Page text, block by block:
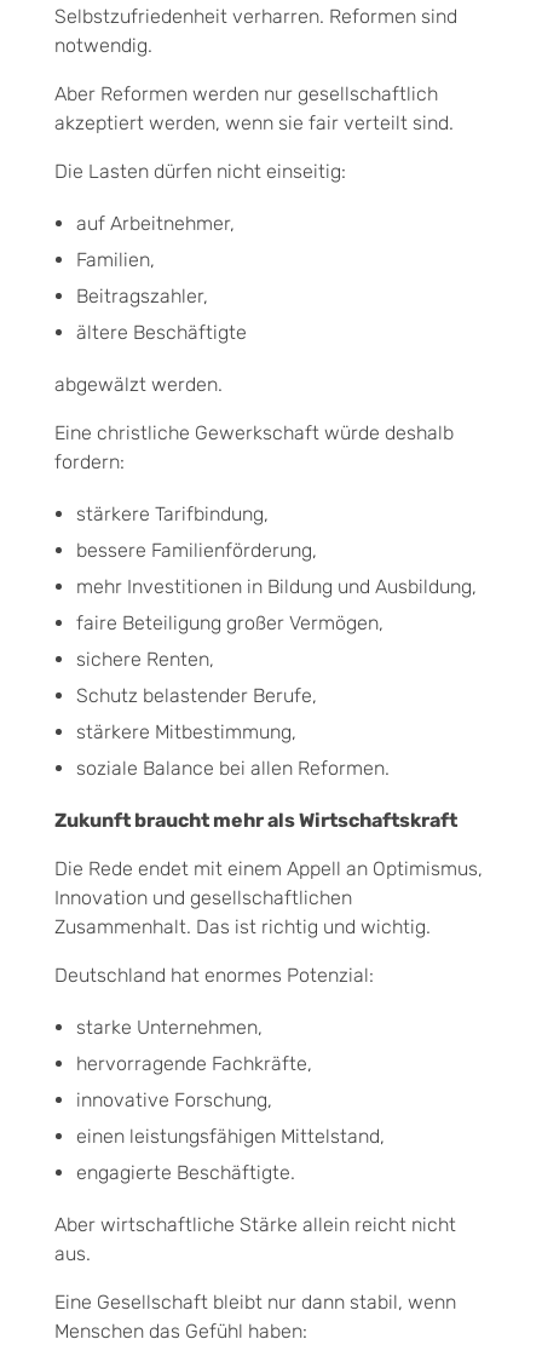
Selbstzufriedenheit verharren. Reformen sind
notwendig.
Aber Reformen werden nur gesellschaftlich
akzeptiert werden, wenn sie fair verteilt sind.
Die Lasten dürfen nicht einseitig:
auf Arbeitnehmer,
Familien,
Beitragszahler,
ältere Beschäftigte
abgewälzt werden.
Eine christliche Gewerkschaft würde deshalb
fordern:
stärkere Tarifbindung,
bessere Familienförderung,
mehr Investitionen in Bildung und Ausbildung,
faire Beteiligung großer Vermögen,
sichere Renten,
Schutz belastender Berufe,
stärkere Mitbestimmung,
soziale Balance bei allen Reformen.
Zukunft braucht mehr als Wirtschaftskraft
Die Rede endet mit einem Appell an Optimismus,
Innovation und gesellschaftlichen
Zusammenhalt. Das ist richtig und wichtig.
Deutschland hat enormes Potenzial:
starke Unternehmen,
hervorragende Fachkräfte,
innovative Forschung,
einen leistungsfähigen Mittelstand,
engagierte Beschäftigte.
Aber wirtschaftliche Stärke allein reicht nicht
aus.
Eine Gesellschaft bleibt nur dann stabil, wenn
Menschen das Gefühl haben: